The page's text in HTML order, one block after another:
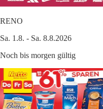
RENO
Sa. 1.8. - Sa. 8.8.2026
Noch bis morgen gültig